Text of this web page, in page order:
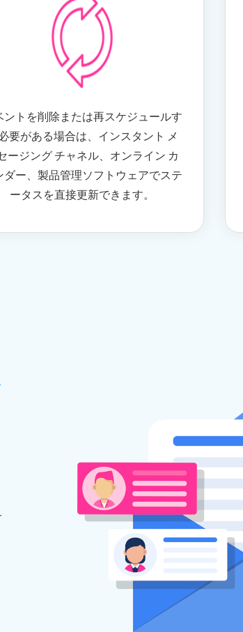
ントを削除または再スケジュールす
要がある場合は、インスタント メ
ージング チャネル、オンライン カ
ダー、製品管理ソフトウェアでステ
ータスを直接更新できます。